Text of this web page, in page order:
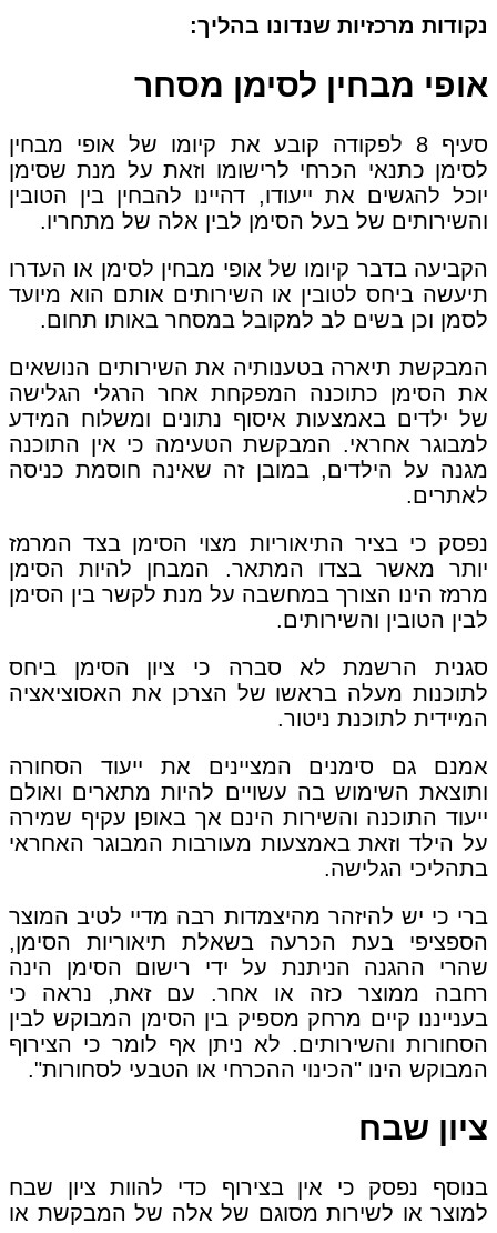
נקודות מרכזיות שנדונו בהליך:
אופי מבחין לסימן מסחר
סעיף 8 לפקודה קובע את קיומו של אופי מבחין
לסימן כתנאי הכרחי לרישומו וזאת על מנת שסימן
יוכל להגשים את ייעודו, דהיינו להבחין בין הטובין
והשירותים של בעל הסימן לבין אלה של מתחריו.
הקביעה בדבר קיומו של אופי מבחין לסימן או העדרו
תיעשה ביחס לטובין או השירותים אותם הוא מיועד
לסמן וכן בשים לב למקובל במסחר באותו תחום.
המבקשת תיארה בטענותיה את השירותים הנושאים
את הסימן כתוכנה המפקחת אחר הרגלי הגלישה
של ילדים באמצעות איסוף נתונים ומשלוח המידע
למבוגר אחראי. המבקשת הטעימה כי אין התוכנה
מגנה על הילדים, במובן זה שאינה חוסמת כניסה
לאתרים.
נפסק כי בציר התיאוריות מצוי הסימן בצד המרמז
יותר מאשר בצדו המתאר. המבחן להיות הסימן
מרמז הינו הצורך במחשבה על מנת לקשר בין הסימן
לבין הטובין והשירותים.
סגנית הרשמת לא סברה כי ציון הסימן ביחס
לתוכנות מעלה בראשו של הצרכן את האסוציאציה
המיידית לתוכנת ניטור.
אמנם גם סימנים המציינים את ייעוד הסחורה
ותוצאת השימוש בה עשויים להיות מתארים ואולם
ייעוד התוכנה והשירות הינם אך באופן עקיף שמירה
על הילד וזאת באמצעות מעורבות המבוגר האחראי
בתהליכי הגלישה.
ברי כי יש להיזהר מהיצמדות רבה מדיי לטיב המוצר
הספציפי בעת הכרעה בשאלת תיאוריות הסימן,
שהרי ההגנה הניתנת על ידי רישום הסימן הינה
רחבה ממוצר כזה או אחר. עם זאת, נראה כי
בענייננו קיים מרחק מספיק בין הסימן המבוקש לבין
הסחורות והשירותים. לא ניתן אף לומר כי הצירוף
המבוקש הינו "הכינוי ההכרחי או הטבעי לסחורות".
ציון שבח
בנוסף נפסק כי אין בצירוף כדי להוות ציון שבח
למוצר או לשירות מסוגם של אלה של המבקשת או